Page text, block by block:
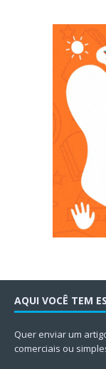
AQUI VOCÊ TEM
Quer enviar um
comerciais ou